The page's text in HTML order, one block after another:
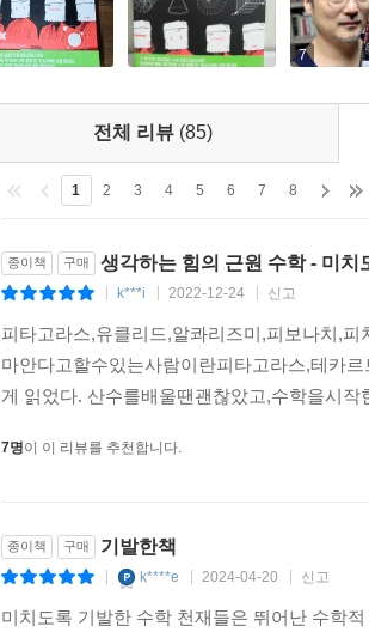
7
전체 리뷰 (85)
1 2 3 4 5 6 7 8
종이책 구매 생각하는 힘의 근원 수학 - 미치
k***i 2022-12-24 신고
피타고라스,유클리드,알콰리즈미,피보나치,
마안다고할수있는사람이란피타고라스,테카
게 읽었다. 산수를배울땐괜찮았고,수학을시
7명이 이 리뷰를 추천합니다.
종이책 구매 기발한책
k****e 2024-04-20 신고
미치도록 기발한 수학 천재들은 뛰어난 수학